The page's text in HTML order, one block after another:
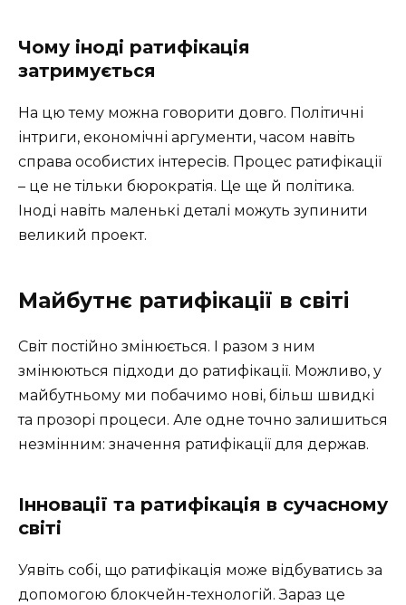
Чому іноді ратифікація
затримується
На цю тему можна говорити довго. Політичні
інтриги, економічні аргументи, часом навіть
справа особистих інтересів. Процес ратифікації
– це не тільки бюрократія. Це ще й політика.
Іноді навіть маленькі деталі можуть зупинити
великий проект.
Майбутнє ратифікації в світі
Світ постійно змінюється. І разом з ним
змінюються підходи до ратифікації. Можливо, у
майбутньому ми побачимо нові, більш швидкі
та прозорі процеси. Але одне точно залишиться
незмінним: значення ратифікації для держав.
Інновації та ратифікація в сучасному
світі
Уявіть собі, що ратифікація може відбуватись за
допомогою блокчейн-технологій. Зараз це